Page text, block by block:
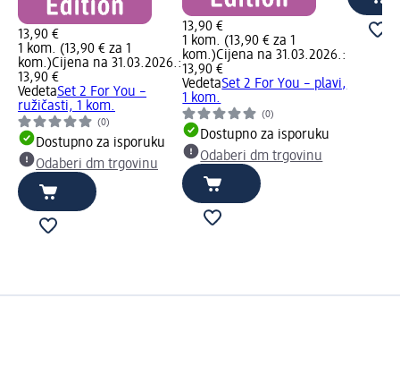
13,90 €
1 kom. (13,90 € za 1
kom.)Cijena na 31.03.2026.:
13,90 €
VedetaSet 2 For You –
ružičasti, 1 kom.
(0)
Dostupno za isporuku
Odaberi dm trgovinu
13,90 €
1 kom. (13,90 € za 1
kom.)Cijena na 31.03.2026.:
13,90 €
VedetaSet 2 For You – plavi,
1 kom.
(0)
Dostupno za isporuku
Odaberi dm trgovinu